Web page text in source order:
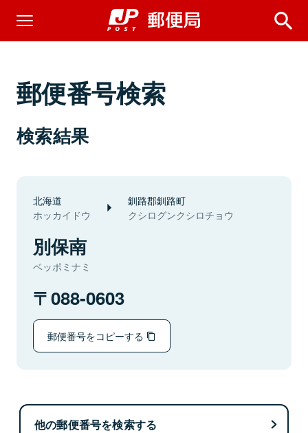
郵便番号検索
検索結果
北海道
ホッカイドウ
釧路郡釧路町
クシログンクシロチョウ
別保南
ベッポミナミ
088-0603
郵便番号をコピーする
他の郵便番号を検索する